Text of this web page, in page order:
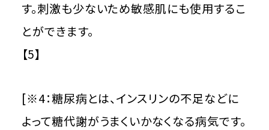
す。刺激も少ないため敏感肌にも使用するこ
とができます。
【5】
[※4：糖尿病とは、インスリンの不足などに
よって糖代謝がうまくいかなくなる病気です。